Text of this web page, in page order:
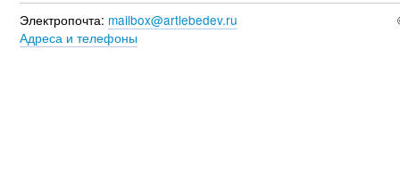
Электропочта: mailbox@artlebedev.ru
Адреса и телефоны